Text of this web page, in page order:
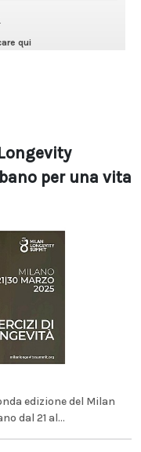
per una vita
edizione del Milan
dal 21 al...